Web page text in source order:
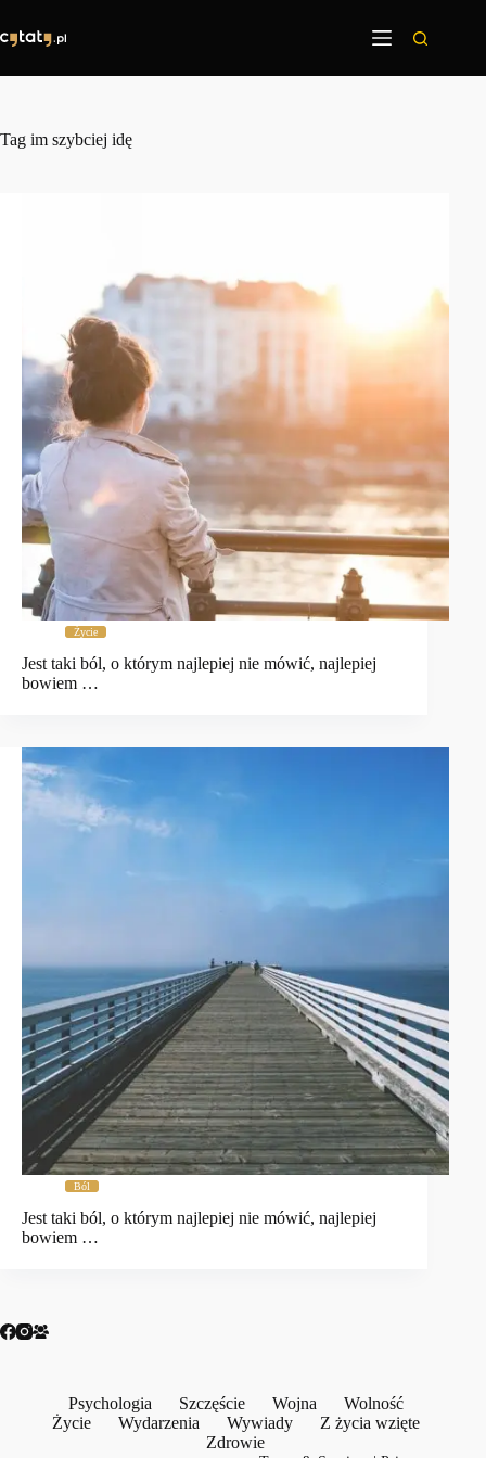
treści
Tag im szybciej idę
Życie
Jest taki ból, o którym najlepiej nie mówić, najlepiej
bowiem …
Ból
Jest taki ból, o którym najlepiej nie mówić, najlepiej
bowiem …
Psychologia Szczęście Wojna
Wolność
Życie
Wydarzenia Wywiady
Z życia wzięte
Zdrowie